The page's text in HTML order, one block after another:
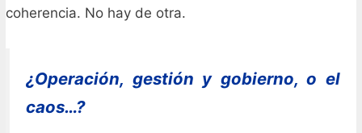
coherencia. No hay de otra.
¿Operación, gestión y gobierno, o el
caos…?